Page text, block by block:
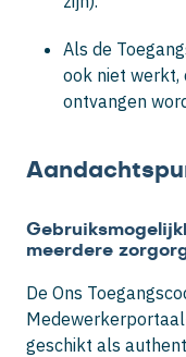
Als de
ook niet werkt,
ontvangen
meerdere
De Ons
geschikt als